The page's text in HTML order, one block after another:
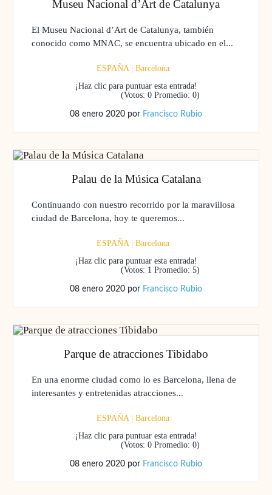
Museu Nacional d’Art de Catalunya
El Museu Nacional d’Art de Catalunya, también
conocido como MNAC, se encuentra ubicado en el...
ESPAÑA| Barcelona
¡Haz clic para puntuar esta entrada!
(Votos: 0 Promedio: 0)
08 enero 2020 por Francisco Rubio
Palau de la Música Catalana
Continuando con nuestro recorrido por la maravillosa
ciudad de Barcelona, hoy te queremos...
ESPAÑA| Barcelona
¡Haz clic para puntuar esta entrada!
(Votos: 1 Promedio: 5)
08 enero 2020 por Francisco Rubio
Parque de atracciones Tibidabo
En una enorme ciudad como lo es Barcelona, llena de
interesantes y entretenidas atracciones...
ESPAÑA| Barcelona
¡Haz clic para puntuar esta entrada!
(Votos: 0 Promedio: 0)
08 enero 2020 por Francisco Rubio